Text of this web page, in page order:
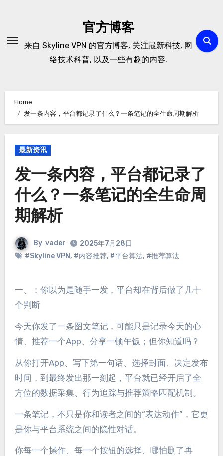
官方博客
来自 Skyline VPN 的官方博客, 关注最新科技, 网
络技术科普, 以及一些有趣的内容.
Home
发一条内容，平台都记录了什么？一条笔记的全生命周期解析
最新资讯
发一条内容，平台都记录了
什么？一条笔记的全生命周
期解析
By vader
2025年7月28日
#Skyline VPN, #内容推荐, #平台算法, #推荐算法
一、：你以为是随手一发，平台却在背后做了几十
个判断
今天你发了一条图文笔记，可能只是记录今天的心
情、推荐一个App、分享一顿午饭；但你知道吗？
从你打开App、写下第一句话、选择封面、决定发布
时间，到最终发出那一刻起，平台就已经开启了全
方位的数据采集、行为追踪与推荐策略匹配机制。
一条笔记，不只是你和读者之间的“表达动作”，它更
是你与平台系统之间的隐性对话。
你每一个操作、每一个按钮的选择、哪怕删了再